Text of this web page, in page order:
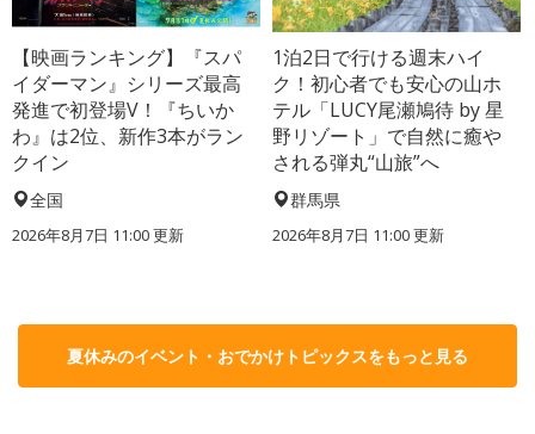
【映画ランキング】『スパ
イダーマン』シリーズ最高
発進で初登場V！『ちいか
わ』は2位、新作3本がラン
クイン
全国
2026年8月7日 11:00更新
1泊2日で行ける週末ハイ
ク！初心者でも安心の山ホ
テル「LUCY尾瀬鳩待 by 星
野リゾート」で自然に癒や
される弾丸“山旅”へ
群馬県
2026年8月7日 11:00更新
夏休みのイベント・おでかけトピックスをもっと見る